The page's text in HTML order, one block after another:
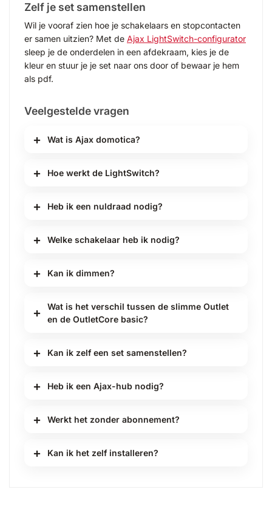
Zelf je set samenstellen
Wil je vooraf zien hoe je schakelaars en stopcontacten
er samen uitzien? Met de Ajax LightSwitch-configurator
sleep je de onderdelen in een afdekraam, kies je de
kleur en stuur je je set naar ons door of bewaar je hem
als pdf.
Veelgestelde vragen
Wat is Ajax domotica?
Hoe werkt de LightSwitch?
Heb ik een nuldraad nodig?
Welke schakelaar heb ik nodig?
Kan ik dimmen?
Wat is het verschil tussen de slimme Outlet
en de OutletCore basic?
Kan ik zelf een set samenstellen?
Heb ik een Ajax-hub nodig?
Werkt het zonder abonnement?
Kan ik het zelf installeren?